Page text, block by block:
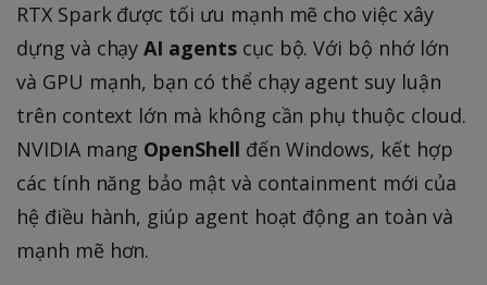
RTX Spark được tối ưu mạnh mẽ cho việc xây
dựng và chạyAI agentscục bộ. Với bộ nhớ lớn
và GPU mạnh, bạn có thể chạy agent suy luận
trên context lớn mà không cần phụ thuộc cloud.
NVIDIA mang OpenShell đến Windows, kết hợp
các tính năng bảo mật và containment mới của
hệ điều hành, giúp agent hoạt động an toàn và
mạnh mẽ hơn.